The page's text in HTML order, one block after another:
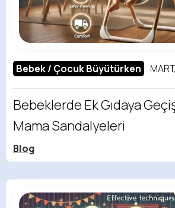
Bebek / Çocuk Büyütürken
Bebeklerde Ek Gıdaya
Mama Sandalyeleri
Blog